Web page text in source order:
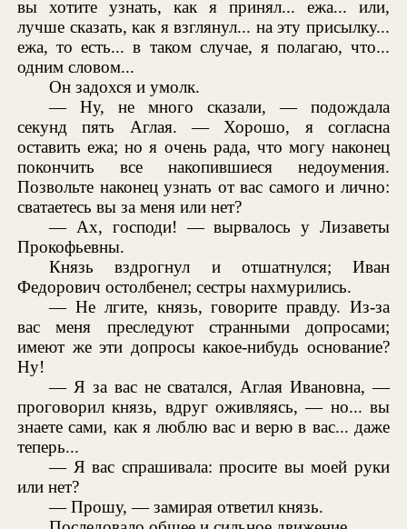
вы хотите узнать, как я принял... ежа... или,
лучше сказать, как я взглянул... на эту присылку...
ежа, то есть... в таком случае, я полагаю, что...
одним словом...
Он задохся и умолк.
— Ну, не много сказали, — подождала
секунд пять Аглая. — Хорошо, я согласна
оставить ежа; но я очень рада, что могу наконец
покончить все накопившиеся недоумения.
Позвольте наконец узнать от вас самого и лично:
сватаетесь вы за меня или нет?
— Ах, господи! — вырвалось у Лизаветы
Прокофьевны.
Князь вздрогнул и отшатнулся; Иван
Федорович остолбенел; сестры нахмурились.
— Не лгите, князь, говорите правду. Из-за
вас меня преследуют странными допросами;
имеют же эти допросы какое-нибудь основание?
Ну!
— Я за вас не сватался, Аглая Ивановна, —
проговорил князь, вдруг оживляясь, — но... вы
знаете сами, как я люблю вас и верю в вас... даже
теперь...
— Я вас спрашивала: просите вы моей руки
или нет?
— Прошу, — замирая ответил князь.